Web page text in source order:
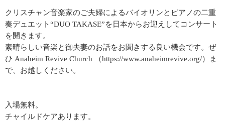
クリスチャン音楽家のご夫婦によるバイオリンとピアノの二重
奏デュエット“DUO TAKASE”を日本からお迎えしてコンサート
を開きます。
素晴らしい音楽と御夫妻のお話をお聞きする良い機会です。ぜ
ひ Anaheim Revive Church （https://www.anaheimrevive.org/）ま
で、お越しください。
入場無料。
チャイルドケアあります。